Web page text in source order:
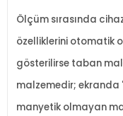
Ölçüm sırasında
özelliklerini otomatik
gösterilirse taban
malzemedir;
manyetik olmayan